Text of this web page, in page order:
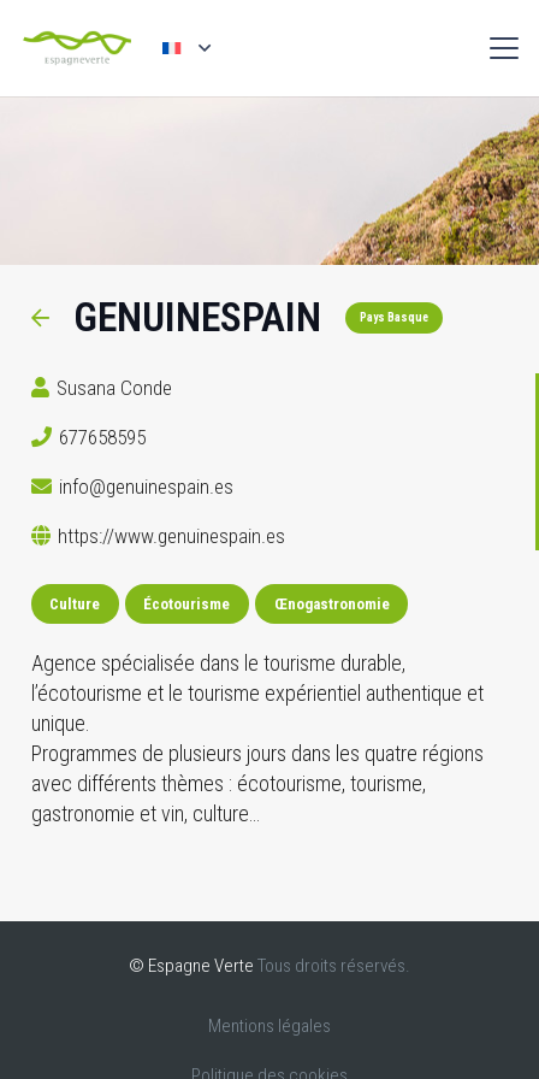
GENUINESPAIN Pays Basque
Susana Conde
677658595
info@genuinespain.es
https://www.genuinespain.es
Culture Écotourisme Œnogastronomie
Agence spécialisée dans le tourisme durable,
l’écotourisme et le tourisme expérientiel authentique et
unique.
Programmes de plusieurs jours dans les quatre régions
avec différents thèmes : écotourisme, tourisme,
gastronomie et vin, culture…
© Espagne Verte Tous droits réservés.
Mentions légales